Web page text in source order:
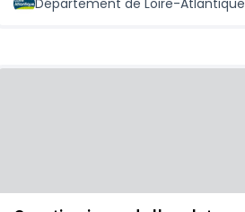
Département de Loire-Atlantique